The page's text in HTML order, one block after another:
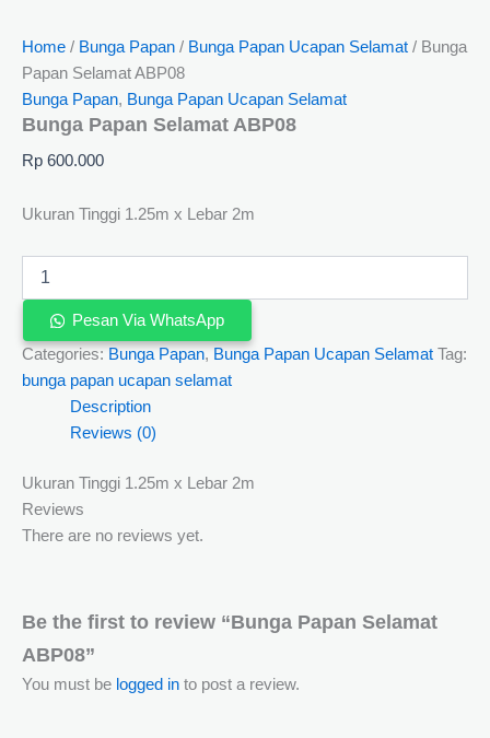
Home / Bunga Papan / Bunga Papan Ucapan Selamat / Bunga
Papan Selamat ABP08
Bunga Papan, Bunga Papan Ucapan Selamat
Bunga Papan Selamat ABP08
Rp 600.000
Ukuran Tinggi 1.25m x Lebar 2m
Pesan Via WhatsApp
Categories: Bunga Papan, Bunga Papan Ucapan Selamat Tag:
bunga papan ucapan selamat
Description
Reviews (0)
Ukuran Tinggi 1.25m x Lebar 2m
Reviews
There are no reviews yet.
Be the first to review “Bunga Papan Selamat
ABP08”
You must be logged in to post a review.